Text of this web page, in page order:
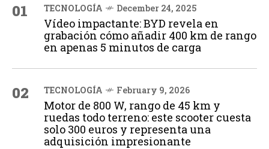
01 TECNOLOGÍA December 24, 2025
Vídeo impactante: BYD revela en
grabación cómo añadir 400 km de rango
en apenas 5 minutos de carga
02 TECNOLOGÍA February 9, 2026
Motor de 800 W, rango de 45 km y
ruedas todo terreno: este scooter cuesta
solo 300 euros y representa una
adquisición impresionante